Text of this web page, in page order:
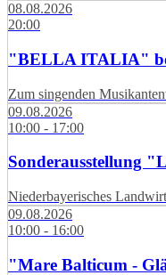
08.08.2026
20:00
"BELLA ITALIA"
Zum singenden
09.08.2026
10:00 - 17:00
Sonderausstellung
Niederbayerisches
09.08.2026
10:00 - 16:00
"Mare Balticum -